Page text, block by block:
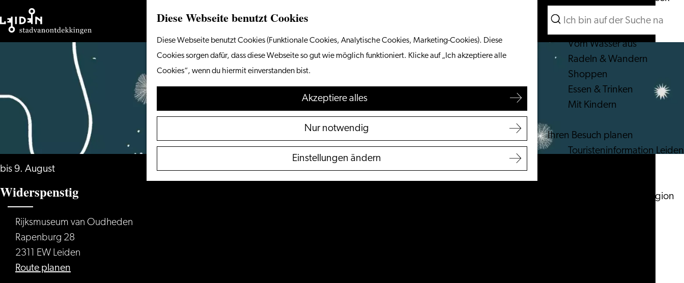
Diese Webseite benutzt Cookies
Diese Webseite benutzt Cookies (Funktionale Cookies, Analytische Cookies, Marketing-Cookies). Diese
Cookies sorgen dafür, dass diese Webseite so gut wie möglich funktioniert. Klicke auf „Ich akzeptiere alle
Cookies“, wenn du hiermit einverstanden bist.
Akzeptiere alles
Nur notwendig
Einstellungen ändern
Gehen
Menü
Suchen
Vom Wasser aus
Radeln & Wandern
Shoppen
Essen & Trinken
Mit Kindern
Ihren Besuch planen
Touristeninformation Leiden
Entdecken Sie die Region
Suchen
bis 9. August
Widerspenstig
Rijksmuseum van Oudheden
Rapenburg 28
2311 EW Leiden
Route planen